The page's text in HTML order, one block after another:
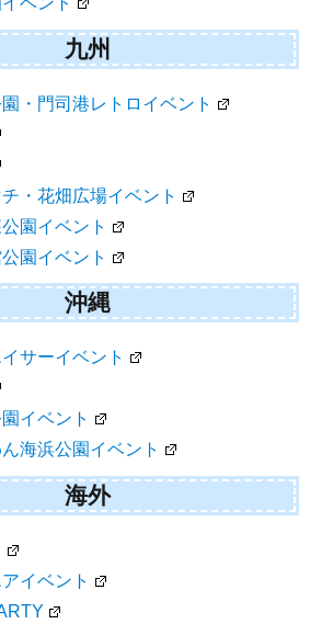
九州
・門司港レトロイベント
・花畑広場イベント
園イベント
園イベント
沖縄
サーイベント
イベント
海浜公園イベント
海外
イベント